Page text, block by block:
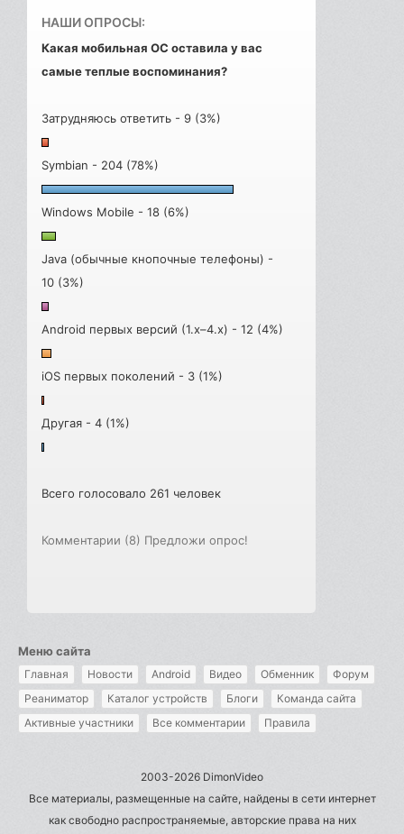
НАШИ ОПРОСЫ:
Какая мобильная ОС оставила у вас
самые теплые воспоминания?
Затрудняюсь ответить - 9 (3%)
Symbian - 204 (78%)
Windows Mobile - 18 (6%)
Java (обычные кнопочные телефоны) -
10 (3%)
Android первых версий (1.x–4.x) - 12 (4%)
iOS первых поколений - 3 (1%)
Другая - 4 (1%)
Всего голосовало 261 человек
Комментарии (8) Предложи опрос!
Меню сайта
Главная Новости Android Видео Обменник
Форум
Реаниматор
Каталог устройств Блоги
Команда сайта
Активные участники
Все комментарии Правила
2003-2026 DimonVideo
Все материалы, размещенные на сайте, найдены в сети интернет
как свободно распространяемые, авторские права на них